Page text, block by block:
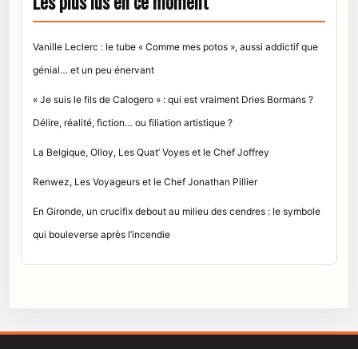
Vanille Leclerc : le tube « Comme mes potos », aussi addictif que
génial… et un peu énervant
« Je suis le fils de Calogero » : qui est vraiment Dries Bormans ?
Délire, réalité, fiction… ou filiation artistique ?
La Belgique, Olloy, Les Quat’ Voyes et le Chef Joffrey
Renwez, Les Voyageurs et le Chef Jonathan Pillier
En Gironde, un crucifix debout au milieu des cendres : le symbole
qui bouleverse après l’incendie